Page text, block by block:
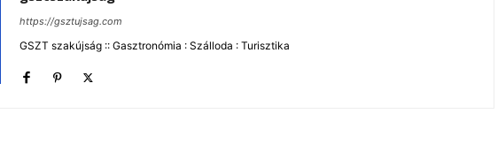
https://gsztujsag.com
GSZT szakújság :: Gasztronómia : Szálloda : Turisztika